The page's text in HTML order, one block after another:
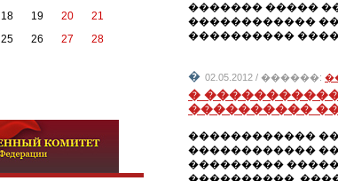
18 19 20
21
25 26 27
28
������� �����
������������
����������
� 02.05.2012 / ������:
�
����������
������������
������������
���������
����������